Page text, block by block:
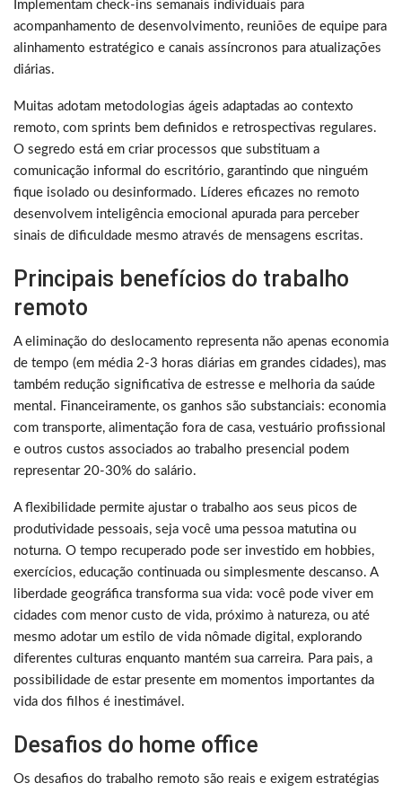
Implementam check-ins semanais individuais para
acompanhamento de desenvolvimento, reuniões de equipe para
alinhamento estratégico e canais assíncronos para atualizações
diárias.
Muitas adotam metodologias ágeis adaptadas ao contexto
remoto, com sprints bem definidos e retrospectivas regulares.
O segredo está em criar processos que substituam a
comunicação informal do escritório, garantindo que ninguém
fique isolado ou desinformado. Líderes eficazes no remoto
desenvolvem inteligência emocional apurada para perceber
sinais de dificuldade mesmo através de mensagens escritas.
Principais benefícios do trabalho
remoto
A eliminação do deslocamento representa não apenas economia
de tempo (em média 2-3 horas diárias em grandes cidades), mas
também redução significativa de estresse e melhoria da saúde
mental. Financeiramente, os ganhos são substanciais: economia
com transporte, alimentação fora de casa, vestuário profissional
e outros custos associados ao trabalho presencial podem
representar 20-30% do salário.
A flexibilidade permite ajustar o trabalho aos seus picos de
produtividade pessoais, seja você uma pessoa matutina ou
noturna. O tempo recuperado pode ser investido em hobbies,
exercícios, educação continuada ou simplesmente descanso. A
liberdade geográfica transforma sua vida: você pode viver em
cidades com menor custo de vida, próximo à natureza, ou até
mesmo adotar um estilo de vida nômade digital, explorando
diferentes culturas enquanto mantém sua carreira. Para pais, a
possibilidade de estar presente em momentos importantes da
vida dos filhos é inestimável.
Desafios do home office
Os desafios do trabalho remoto são reais e exigem estratégias